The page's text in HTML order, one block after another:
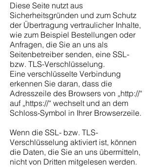
Diese Seite nutzt aus
Sicherheitsgründen und zum Schutz
der Übertragung vertraulicher Inhalte,
wie zum Beispiel Bestellungen oder
Anfragen, die Sie an uns als
Seitenbetreiber senden, eine SSL-
bzw. TLS-Verschlüsselung.
Eine verschlüsselte Verbindung
erkennen Sie daran, dass die
Adresszeile des Browsers von „http://“
auf „https://“ wechselt und an dem
Schloss-Symbol in Ihrer Browserzeile.
Wenn die SSL- bzw. TLS-
Verschlüsselung aktiviert ist, können
die Daten, die Sie an uns übermitteln,
nicht von Dritten mitgelesen werden.